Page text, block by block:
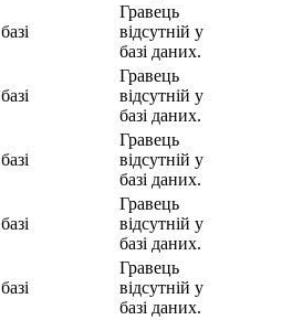
Гравець
відсутній у
базі даних.
Гравець
відсутній у
базі даних.
Гравець
відсутній у
базі даних.
Гравець
відсутній у
базі даних.
Гравець
відсутній у
базі даних.